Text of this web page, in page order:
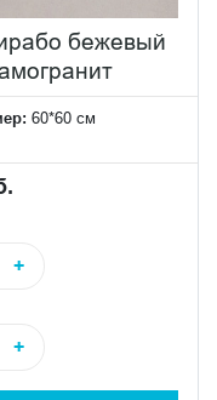
бежевый
60*60 см
+
+